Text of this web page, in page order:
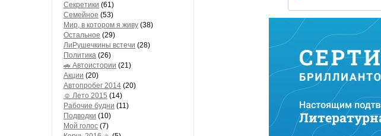
Секретики (61)
Семейное (53)
Мир, в котором я живу (38)
Остальное (29)
ЛиРушечкины встечи (28)
Политика (26)
🚗 Автоистории (21)
Акции (20)
Автопробег 2014 (20)
☺ Лето 2015 (14)
Рабочие будни (11)
Подводки (10)
Мой голос (7)